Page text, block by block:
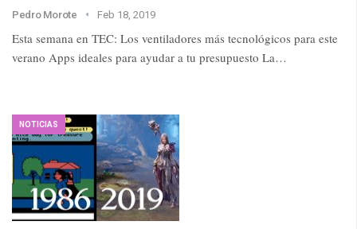
Pedro Morote Feb 18, 2019
Esta semana en TEC: Los ventiladores más tecnológicos para este
verano Apps ideales para ayudar a tu presupuesto La…
NOTICIAS